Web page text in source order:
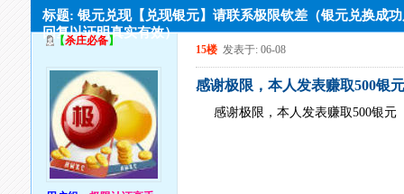
标题: 银元兑现【兑现银元】请联系极限钦差（银元兑换成
回复以证明真实有效）
【杀庄必备】
15楼 发表于: 06-08
感谢极限，本人发表赚取500银
感谢极限，本人发表赚取500银元